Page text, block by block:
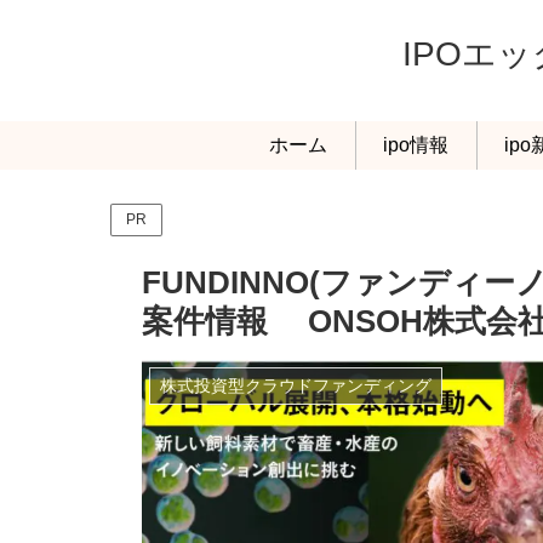
IPOエ
ホーム ipo情報 ipo
PR
FUNDINNO(ファンディー
案件情報 ONSOH株式会
株式投資型クラウドファンディング